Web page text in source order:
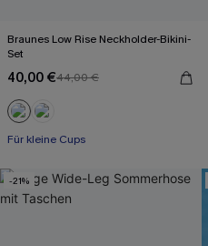
Braunes Low Rise Neckholder-Bikini-
Set
40,00 €44,00 €
Für kleine Cups
-21%